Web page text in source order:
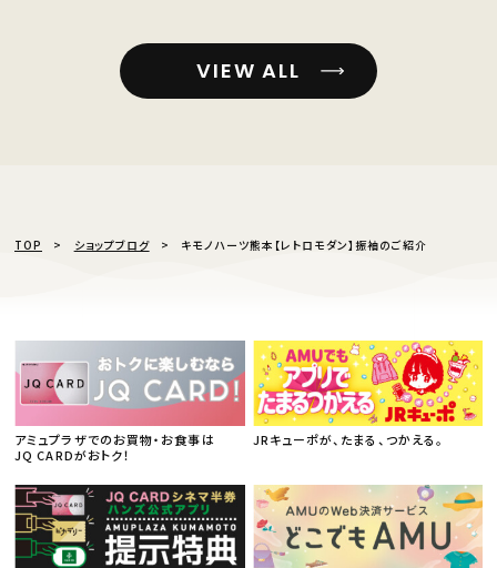
VIEW ALL
TOP ショップブログ キモノハーツ熊本【レトロモダン】振袖のご紹介
アミュプラザでのお買物・お食事は
JQ CARDがおトク！
JRキューポが、たまる、つかえる。